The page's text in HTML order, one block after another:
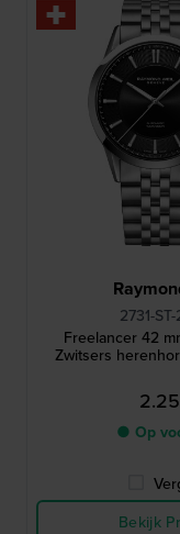
2731-
Freelancer 42
Zwitsers
● Op
Bekijk